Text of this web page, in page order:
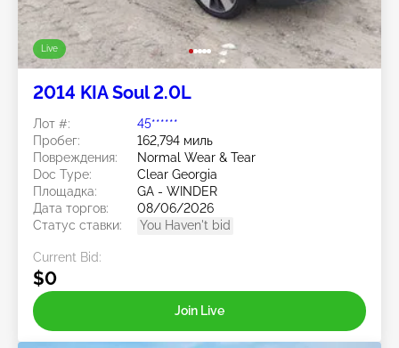
Live
2014 KIA Soul 2.0L
Лот #:
45******
Пробег:
162,794 миль
Повреждения:
Normal Wear & Tear
Doc Type:
Clear Georgia
Площадка:
GA - WINDER
Дата торгов:
08/06/2026
Статус ставки:
You Haven't bid
Current Bid:
$0
Join Live